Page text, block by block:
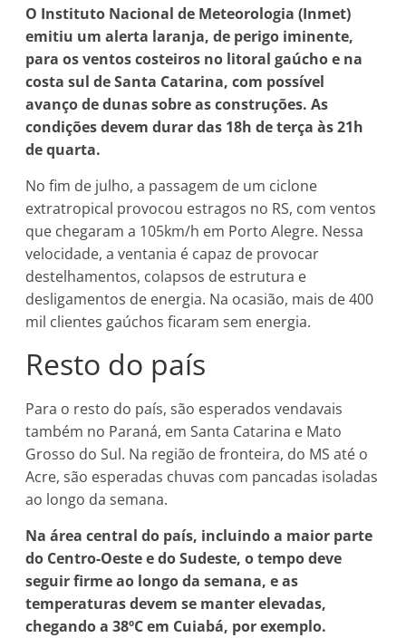
O Instituto Nacional de Meteorologia (Inmet)
emitiu um alerta laranja, de perigo iminente,
para os ventos costeiros no litoral gaúcho e na
costa sul de Santa Catarina, com possível
avanço de dunas sobre as construções. As
condições devem durar das 18h de terça às 21h
de quarta.
No fim de julho, a passagem de um ciclone
extratropical provocou estragos no RS, com ventos
que chegaram a 105km/h em Porto Alegre. Nessa
velocidade, a ventania é capaz de provocar
destelhamentos, colapsos de estrutura e
desligamentos de energia. Na ocasião, mais de 400
mil clientes gaúchos ficaram sem energia.
Resto do país
Para o resto do país, são esperados vendavais
também no Paraná, em Santa Catarina e Mato
Grosso do Sul. Na região de fronteira, do MS até o
Acre, são esperadas chuvas com pancadas isoladas
ao longo da semana.
Na área central do país, incluindo a maior parte
do Centro-Oeste e do Sudeste, o tempo deve
seguir firme ao longo da semana, e as
temperaturas devem se manter elevadas,
chegando a 38ºC em Cuiabá, por exemplo.